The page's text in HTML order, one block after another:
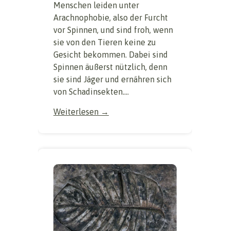
Menschen leiden unter
Arachnophobie, also der Furcht
vor Spinnen, und sind froh, wenn
sie von den Tieren keine zu
Gesicht bekommen. Dabei sind
Spinnen äußerst nützlich, denn
sie sind Jäger und ernähren sich
von Schadinsekten....
Weiterlesen →